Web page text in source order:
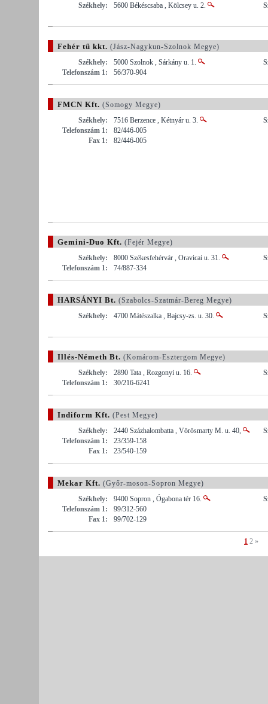
Székhely:
5600 Békéscsaba , Kölcsey u. 2.
Fehér tű kkt. (Jász-Nagykun-Szolnok Megye)
Székhely:
5000 Szolnok , Sárkány u. 1.
Telefonszám 1:
56/370-904
FMCN Kft. (Somogy Megye)
Székhely:
7516 Berzence , Kétnyár u. 3.
Telefonszám 1:
82/446-005
Fax 1:
82/446-005
Gemini-Duo Kft. (Fejér Megye)
Székhely:
8000 Székesfehérvár , Oravicai u. 31.
Telefonszám 1:
74/887-334
HARSÁNYI Bt. (Szabolcs-Szatmár-Bereg Megye)
Székhely:
4700 Mátészalka , Bajcsy-zs. u. 30.
Illés-Németh Bt. (Komárom-Esztergom Megye)
Székhely:
2890 Tata , Rozgonyi u. 16.
Telefonszám 1:
30/216-6241
Indiform Kft. (Pest Megye)
Székhely:
2440 Százhalombatta , Vörösmarty M. u. 40,
Telefonszám 1:
23/359-158
Fax 1:
23/540-159
Mekar Kft. (Győr-moson-Sopron Megye)
Székhely:
9400 Sopron , Ógabona tér 16.
Telefonszám 1:
99/312-560
Fax 1:
99/702-129
1 2 »